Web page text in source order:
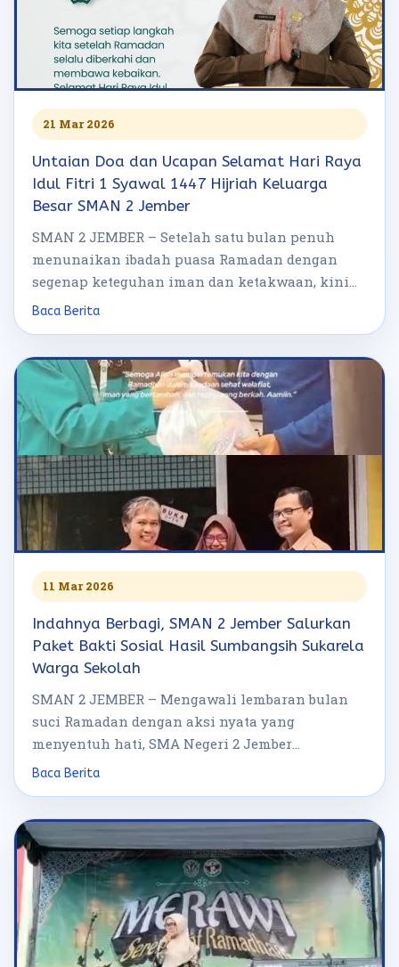
21 Mar 2026
Untaian Doa dan Ucapan Selamat Hari Raya
Idul Fitri 1 Syawal 1447 Hijriah Keluarga
Besar SMAN 2 Jember
SMAN 2 JEMBER – Setelah satu bulan penuh
menunaikan ibadah puasa Ramadan dengan
segenap keteguhan iman dan ketakwaan, kini
hari […]
Baca Berita
11 Mar 2026
Indahnya Berbagi, SMAN 2 Jember Salurkan
Paket Bakti Sosial Hasil Sumbangsih Sukarela
Warga Sekolah
SMAN 2 JEMBER – Mengawali lembaran bulan
suci Ramadan dengan aksi nyata yang
menyentuh hati, SMA Negeri 2 Jember
menggelar […]
Baca Berita